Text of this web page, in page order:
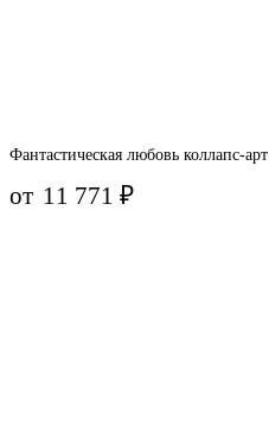
Фантастическая любовь коллапс-арт
от 11 771₽